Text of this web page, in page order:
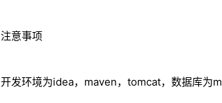
注意事项
开发环境为idea，maven，tomcat，数据库为